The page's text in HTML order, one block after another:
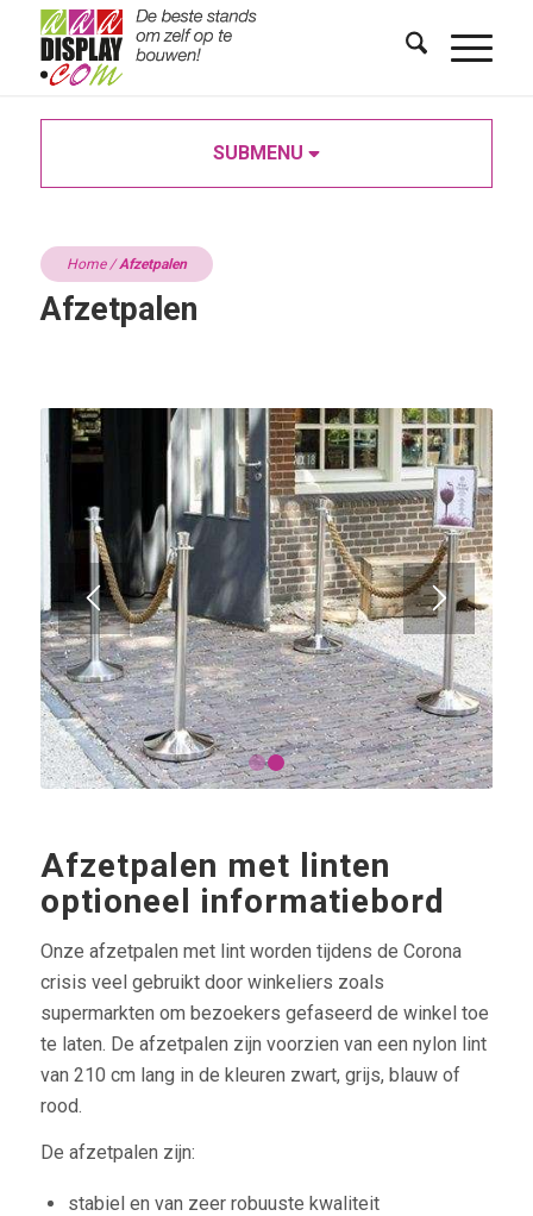
SUBMENU
Home/Afzetpalen
Afzetpalen
1 2
Afzetpalen met linten
optioneel informatiebord
Onze afzetpalen met lint worden tijdens de Corona
crisis veel gebruikt door winkeliers zoals
supermarkten om bezoekers gefaseerd de winkel toe
te laten. De afzetpalen zijn voorzien van een nylon lint
van 210 cm lang in de kleuren zwart, grijs, blauw of
rood.
De afzetpalen zijn:
stabiel en van zeer robuuste kwaliteit